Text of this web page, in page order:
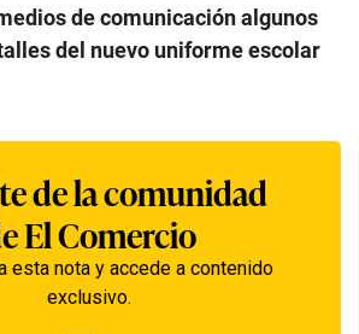
de comunicación algunos
del nuevo uniforme escolar